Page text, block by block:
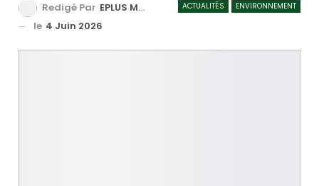
ACTUALITÉS ENVIRONNEMENT
Redigé Par EPLUS MEDIA TV
le 4 Juin 2026